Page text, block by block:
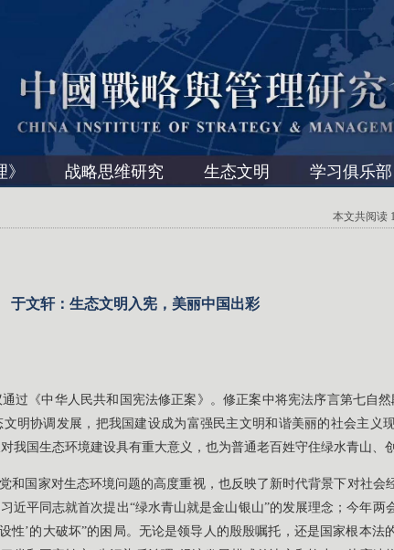
战略思维研究 生态文明 学习俱乐部
本文共阅读
于文轩：生态文明入宪，美丽中国出彩
过《中华人民共和国宪法修正案》。修正案中将宪法序言第七自
明协调发展，把我国建设成为富强民主文明和谐美丽的社会主义
我国生态环境建设具有重大意义，也为普通老百姓守住绿水青山、
和国家对生态环境问题的高度重视，也反映了新时代背景下对社会
近平同志就首次提出“绿水青山就是金山银山”的发展理念；今年两
性’的大破坏”的困局。无论是领导人的殷殷嘱托，还是国家根本法